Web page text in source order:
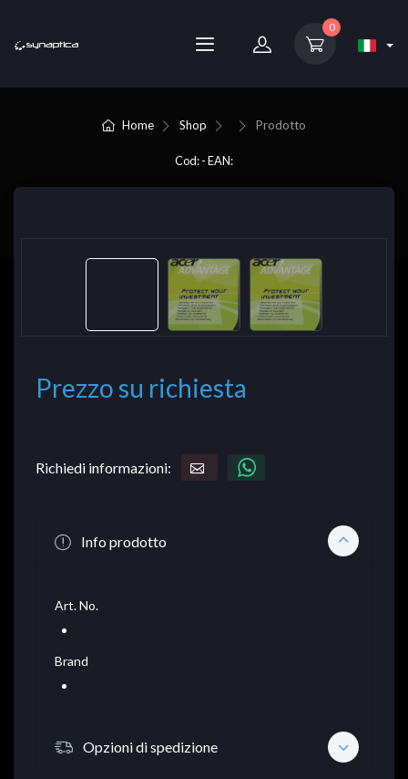
0
Home Shop Prodotto
Cod: - EAN:
Prezzo su richiesta
Richiedi informazioni:
Info prodotto
Art. No.
Brand
Opzioni di spedizione